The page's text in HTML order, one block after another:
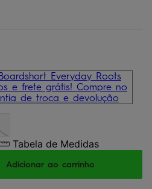
Tabela de Medidas
Adicionar ao carrinho